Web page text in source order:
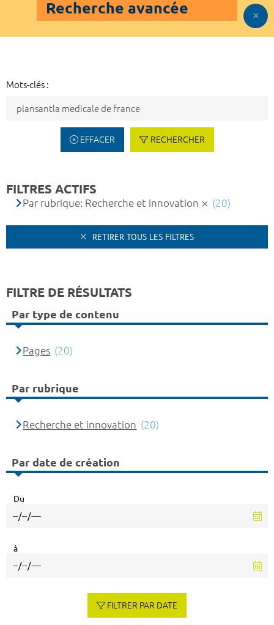
Recherche avancée
Mots-clés :
EFFACER RECHERCHER
FILTRES ACTIFS
Par rubrique: Recherche et innovation (20)
RETIRER TOUS LES FILTRES
FILTRE DE RÉSULTATS
Par type de contenu
Pages (20)
Par rubrique
Recherche et innovation (20)
Par date de création
Du
à
FILTRER PAR DATE